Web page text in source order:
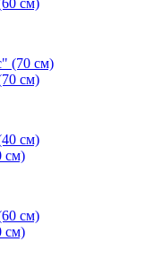
см)
см)
см)